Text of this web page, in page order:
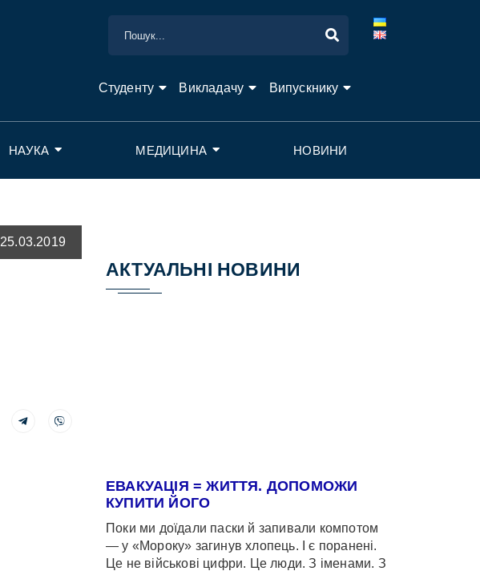
Студенту Викладачу Випускнику
НАУКА МЕДИЦИНА НОВИНИ
25.03.2019
АКТУАЛЬНІ НОВИНИ
ЕВАКУАЦІЯ = ЖИТТЯ. ДОПОМОЖИ
КУПИТИ ЙОГО
Поки ми доїдали паски й запивали компотом
— у «Мороку» загинув хлопець. І є поранені.
Це не військові цифри. Це люди. З іменами. З